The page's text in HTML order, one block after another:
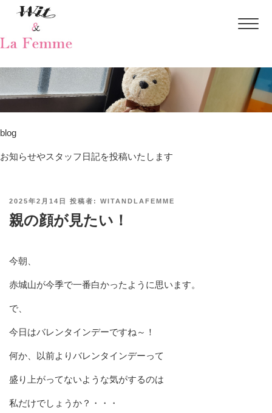
blog
お知らせやスタッフ日記を投稿いたします
投
稿
日:
2025年2月14日 投稿者: WITANDLAFEMME
親の顔が見たい！
今朝、
赤城山が今季で一番白かったように思います。
で、
今日はバレンタインデーですね～！
何か、以前よりバレンタインデーって
盛り上がってないような気がするのは
私だけでしょうか？・・・